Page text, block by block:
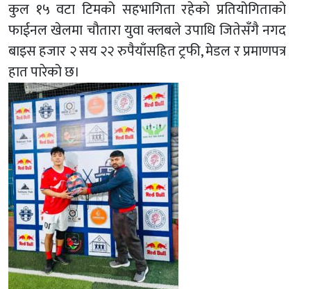
कुल १५ वटा टिमको सहभागिता रहेको प्रतियोगिताको
फाईनल खेलमा चौतारा युवा क्लबले उपाधि जितेसँगै नगद
बाइस हजार २ सय २२ रुपैयाँसहित ट्रफी, मेडल र प्रमाणपत्र
हात पारेको छ।